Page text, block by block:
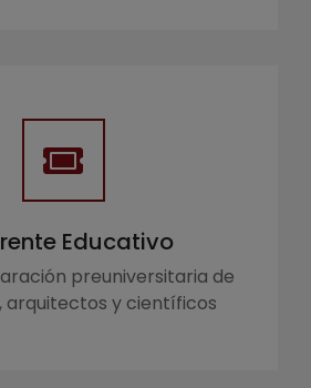
Educativo
preuniversitaria de
arquitectos y científicos